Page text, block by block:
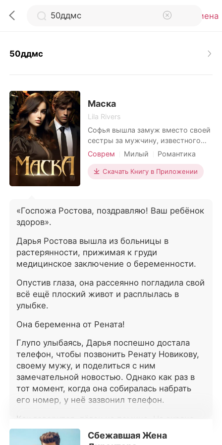
Отмена
Пополнить
История чтения
Выйти
50ддмс
Маска
Lila Rivers
Софья вышла замуж вместо своей
сестры за мужчину, известного
своим изуродованным внешним
день их свадьбы семья
отвернулась от жениха, а все люди
развалится. Но карьера Софьи
одном из престижных
мероприятий, генеральный
директор одной корпорации снял
Софьи – всемирно известная
личность. *** Адриан не
замаскировался в надежде, что
она сбежит. Однако когда Софья
попыталась уйти, он не выдержал
и прошептал: «Пожалуйста, Софья,
не уходи. Один поцелуй, и весь
мир будет у твоих ног».
Соврем Милый
Романтика
Молниеносный брак
Брак по контракту
Скачать Книгу в Приложении
«Госпожа Ростова, поздравляю! Ваш ребёнок
здоров».
Дарья Ростова вышла из больницы в
растерянности, прижимая к груди
медицинское заключение о беременности.
Опустив глаза, она рассеянно погладила свой
всё ещё плоский живот и расплылась в
улыбке.
Она беременна от Рената!
Глупо улыбаясь, Дарья поспешно достала
телефон, чтобы позвонить Ренату Новикову,
своему мужу, и поделиться с ним
замечательной новостью. Однако как раз в
тот момент, когда она собиралась набрать
его номер, у неё зазвонил телефон.
Как говорится, лёгок на помине. На экране
появилось сообщение от Рената, которое
гласило: «Немедленно приезжай в отель
Сбежавшая Жена